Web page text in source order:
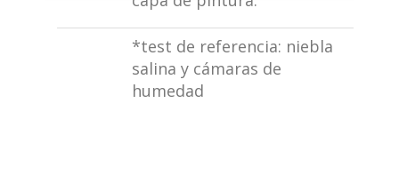
*test de referencia: niebla
salina y cámaras de
humedad